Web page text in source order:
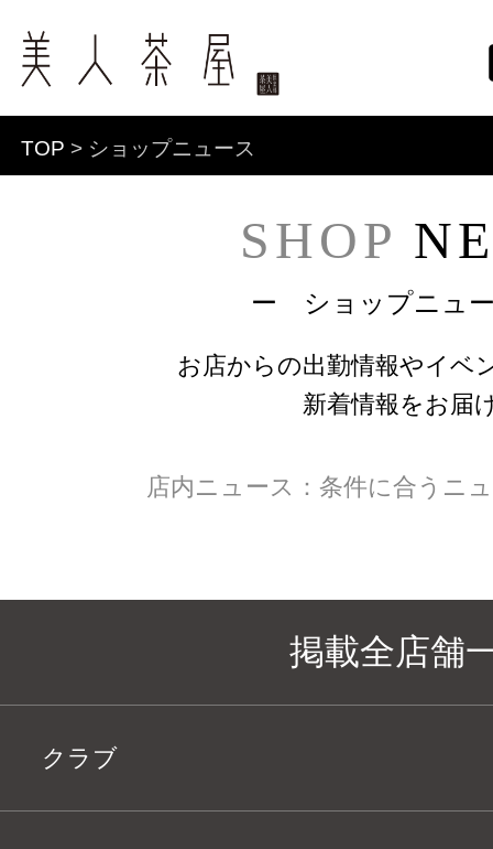
TOP > ショップニュース
SHOP
ー ショップニュ
お店からの出勤情報やイベ
新着情報をお届
店内ニュース：条件に合うニ
掲載全店舗
クラブ